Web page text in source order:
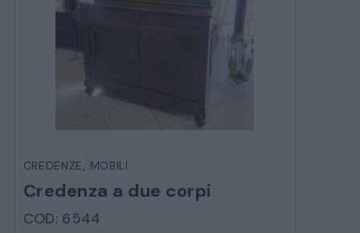
COMÒ E COMODINI
SALE DA PRANZO E SOGGIORNO
TAVOLI TAVOLINI CONSOLE
CREDENZE, MOBILI
Credenza a due corpi
COD: 6544